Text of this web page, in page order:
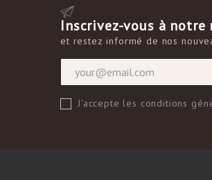
Inscrivez-vous à
et restez informé de nos
J'accepte les conditions